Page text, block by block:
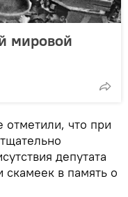
мировой
отметили, что при
депутата
скамеек в память о